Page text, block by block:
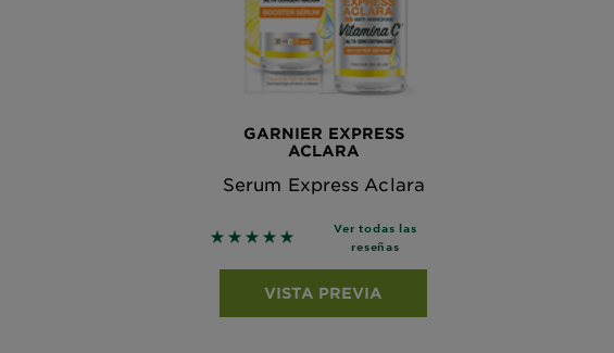
GARNIER EXPRESS
ACLARA
Serum Express Aclara
5 out of 5 stars based on reviews
Ver todas las
reseñas
VISTA PREVIA